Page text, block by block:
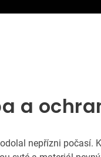
a
nepřízni počasí.